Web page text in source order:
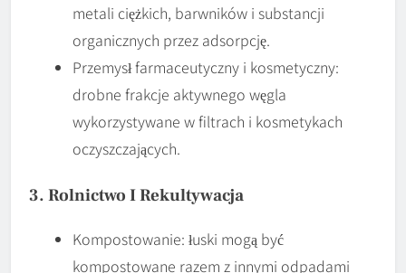
metali ciężkich, barwników i substancji
organicznych przez adsorpcję.
Przemysł farmaceutyczny i kosmetyczny:
drobne frakcje aktywnego węgla
wykorzystywane w filtrach i kosmetykach
oczyszczających.
3. Rolnictwo I Rekultywacja
Kompostowanie: łuski mogą być
kompostowane razem z innymi odpadami